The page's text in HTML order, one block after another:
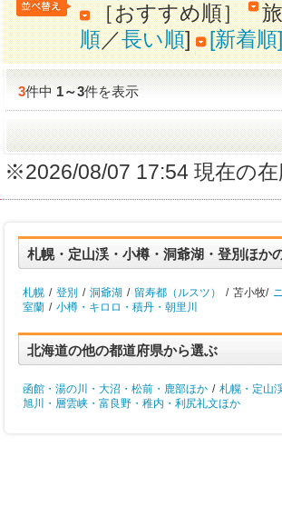
［おすすめ順］
順／長い順] [新着順]
3件中1～3件を表示
※2026/08/07 17:54 現在の
札幌・定山渓・小樽・洞爺湖・登別ほか
札幌 / 登別 / 洞爺湖 / 留寿都（ルスツ） / 苫小牧/
室蘭 / 小樽・キロロ・積丹・朝里川
北海道の他の都道府県から選ぶ
函館・湯の川・大沼・松前・鹿部ほか / 札幌・定山
旭川・層雲峡・富良野・稚内・利尻礼文ほか